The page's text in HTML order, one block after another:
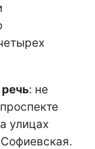
: не
улицах